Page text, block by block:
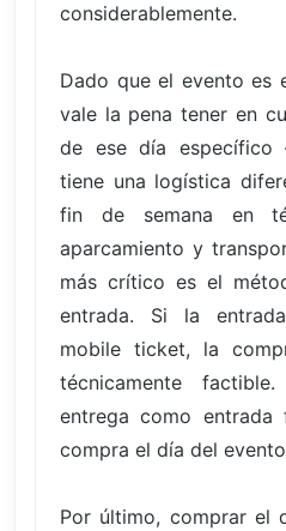
considerablemente.
Dado que el evento es
vale la pena tener en
de ese día
tiene una logística
fin de semana en
aparcamiento y
más crítico es el
entrada. Si la
mobile ticket, la
técnicamente
entrega como
compra el día del
Por último, comprar el